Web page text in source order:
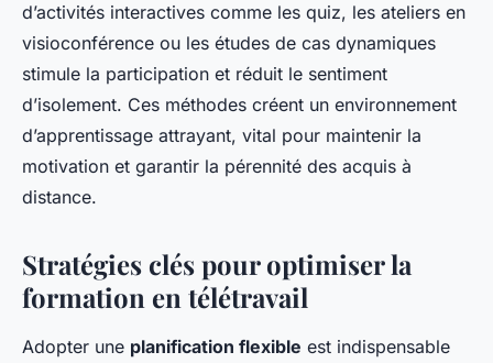
d’activités interactives comme les quiz, les ateliers en
visioconférence ou les études de cas dynamiques
stimule la participation et réduit le sentiment
d’isolement. Ces méthodes créent un environnement
d’apprentissage attrayant, vital pour maintenir la
motivation et garantir la pérennité des acquis à
distance.
Stratégies clés pour optimiser la
formation en télétravail
Adopter une planification flexible est indispensable